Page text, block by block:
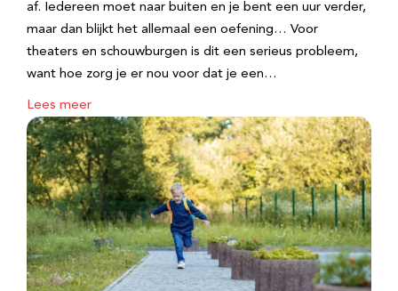
af. Iedereen moet naar buiten en je bent een uur verder,
maar dan blijkt het allemaal een oefening… Voor
theaters en schouwburgen is dit een serieus probleem,
want hoe zorg je er nou voor dat je een…
Lees meer